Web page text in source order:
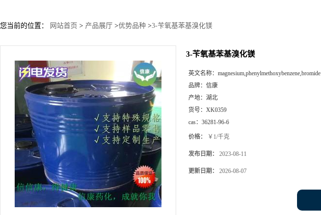
您当前的位置： 网站首页 > 产品展厅 >优势品种 >3-苄氧基苯基溴化镁
3-苄氧基苯基溴化镁
英文名称： magnesium,phenylmethoxybenzene,bromide
品牌： 信康
产地： 湖北
货号： XK0359
cas： 36281-96-6
价格： ￥1/千克
发布日期： 2023-08-11
更新日期： 2026-08-07